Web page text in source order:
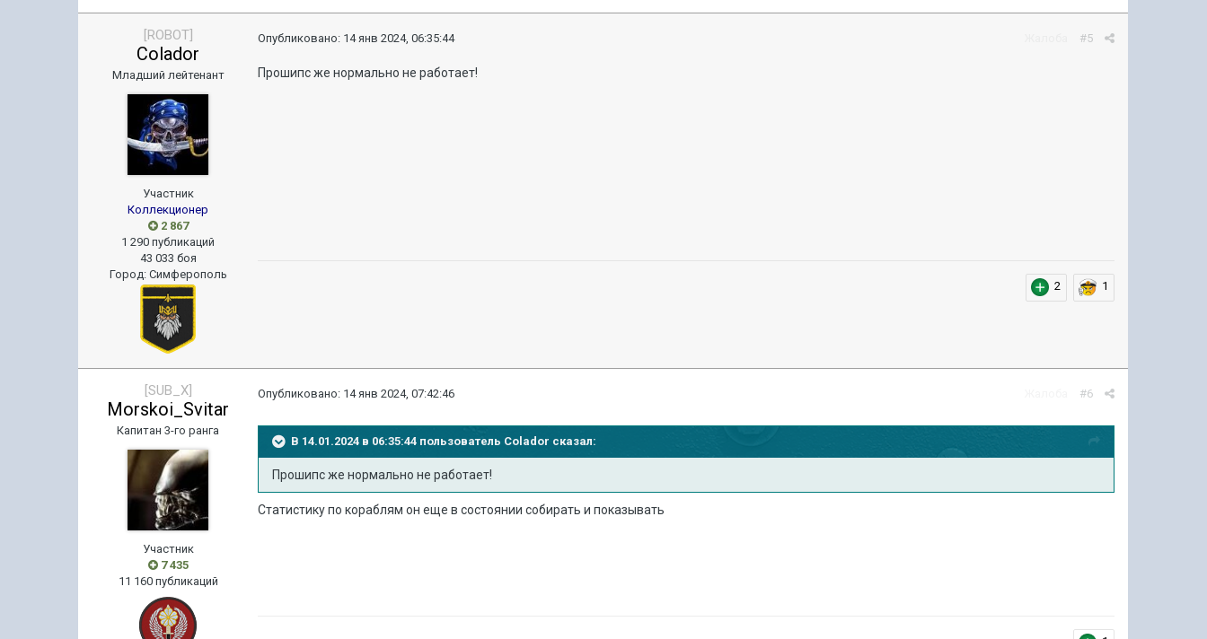
[ROBOT]
Colador
Младший лейтенант
Участник
Коллекционер
2 867
1 290 публикаций
43 033 боя
Город: Симферополь
#5
Опубликовано: 14 янв 2024, 06:35:44
Прошипс же нормально не работает!
2 1
[SUB_X]
Morskoi_Svitar
Капитан 3-го ранга
Участник
7 435
11 160 публикаций
#6
Опубликовано: 14 янв 2024, 07:42:46
В 14.01.2024 в 06:35:44 пользователь Colador сказал:
Прошипс же нормально не работает!
Статистику по кораблям он еще в состоянии собирать и показывать